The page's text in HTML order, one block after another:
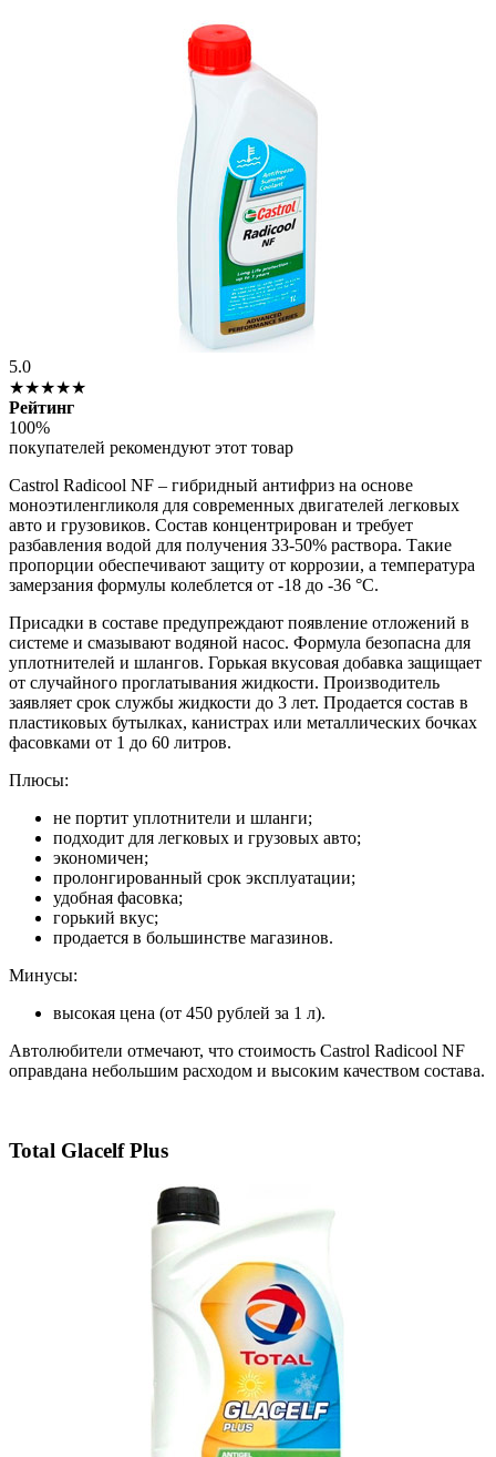
5.0
★★★★★
Рейтинг
100%
покупателей рекомендуют этот товар
Castrol Radicool NF – гибридный антифриз на основе
моноэтиленгликоля для современных двигателей легковых
авто и грузовиков. Состав концентрирован и требует
разбавления водой для получения 33-50% раствора. Такие
пропорции обеспечивают защиту от коррозии, а температура
замерзания формулы колеблется от -18 до -36 °C.
Присадки в составе предупреждают появление отложений в
системе и смазывают водяной насос. Формула безопасна для
уплотнителей и шлангов. Горькая вкусовая добавка защищает
от случайного проглатывания жидкости. Производитель
заявляет срок службы жидкости до 3 лет. Продается состав в
пластиковых бутылках, канистрах или металлических бочках
фасовками от 1 до 60 литров.
Плюсы:
не портит уплотнители и шланги;
подходит для легковых и грузовых авто;
экономичен;
пролонгированный срок эксплуатации;
удобная фасовка;
горький вкус;
продается в большинстве магазинов.
Минусы:
высокая цена (от 450 рублей за 1 л).
Автолюбители отмечают, что стоимость Castrol Radicool NF
оправдана небольшим расходом и высоким качеством состава.
Total Glacelf Plus